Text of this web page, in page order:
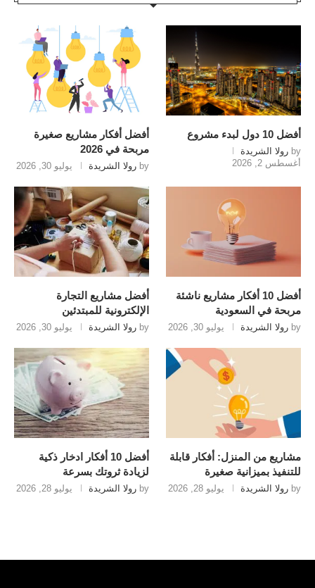
أفضل 10 دول لبدء مشروع
by رولا الشريدة
أغسطس 2, 2026
أفضل أفكار مشاريع صغيرة
مربحة في 2026
by رولا الشريدة يوليو 30, 2026
أفضل 10 أفكار مشاريع ناشئة
مربحة في السعودية
by رولا الشريدة يوليو 30, 2026
أفضل مشاريع التجارة
الإلكترونية للمبتدئين
by رولا الشريدة يوليو 30, 2026
مشاريع من المنزل: أفكار قابلة
للتنفيذ بميزانية صغيرة
by رولا الشريدة يوليو 28, 2026
أفضل 10 أفكار ادخار ذكية
لزيادة ثروتك بسرعة
by رولا الشريدة يوليو 28, 2026